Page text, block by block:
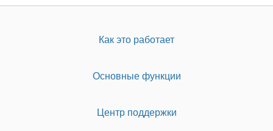
Как это работает
Основные функции
Центр поддержки